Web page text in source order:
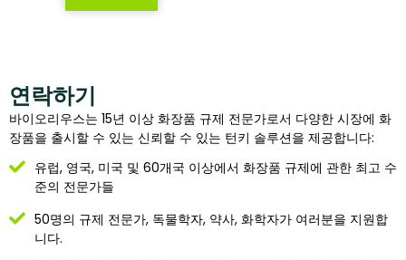
연락하기
바이오리우스는 15년 이상 화장품 규제 전문가로서 다양한 시장에 화
장품을 출시할 수 있는 신뢰할 수 있는 턴키 솔루션을 제공합니다:
유럽, 영국, 미국 및 60개국 이상에서 화장품 규제에 관한 최고 수
준의 전문가들
50명의 규제 전문가, 독물학자, 약사, 화학자가 여러분을 지원합
니다.